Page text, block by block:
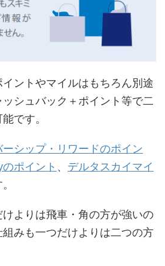
ントやマイルはもちろん別途
シュバック＋ポイント等で二
です。
シップ・リワードのポイン
ポイント 、 デルタスカイマイ
よりは飛車・角の方が強いの
みも一つだけよりは二つの方